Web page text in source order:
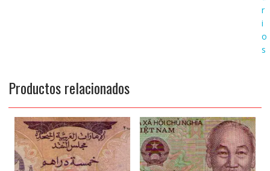
r
i
o
s
Productos relacionados